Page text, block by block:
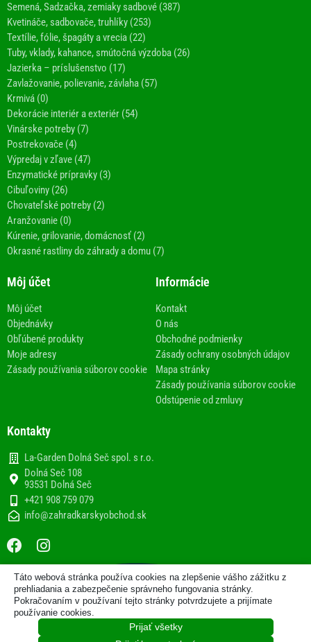
Semená, Sadzačka, zemiaky sadbové (387)
Kvetináče, sadbovače, truhlíky (253)
Textílie, fólie, špagáty a vrecia (22)
Tuby, vklady, kahance, smútočná výzdoba (26)
Jazierka – príslušenstvo (17)
Zavlažovanie, polievanie, závlaha (57)
Krmivá (0)
Dekorácie interiér a exteriér (54)
Vinárske potreby (7)
Postrekovače (4)
Výpredaj v zľave (47)
Enzymatické prípravky (3)
Cibuľoviny (26)
Chovateľské potreby (2)
Aranžovanie (0)
Kúrenie, grilovanie, domácnosť (2)
Okrasné rastliny do záhrady a domu (7)
Môj účet
Môj účet
Objednávky
Obľúbené produkty
Moje adresy
Zásady používania súborov cookie
Informácie
Kontakt
O nás
Obchodné podmienky
Zásady ochrany osobných údajov
Mapa stránky
Zásady používania súborov cookie
Odstúpenie od zmluvy
Kontakty
La-Garden Dolná Seč spol. s r.o.
Dolná Seč 108
93531 Dolná Seč
+421 908 759 079
info@zahradkarskyobchod.sk
F
a
c
e
b
o
I
n
s
t
a
g
2013-2020 © Internetový obchod
www.zahradkarskyobchod.sk prevádzkuje spoločnosť La-
Garden Dolná Seč spol. s r.o.
Táto webová stránka používa cookies na zlepšenie vášho zážitku z
prehliadania a zabezpečenie správneho fungovania stránky.
Pokračovaním v používaní tejto stránky potvrdzujete a prijímate
používanie cookies.
Prijať všetky